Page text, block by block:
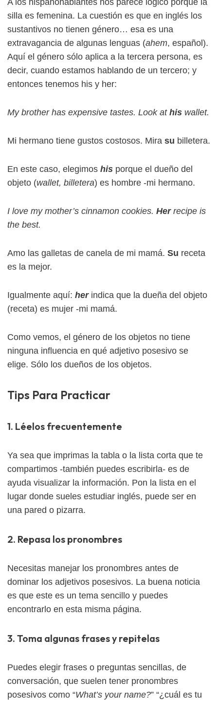
A los hispanohablantes nos parece lógico porque la
silla es femenina. La cuestión es que en inglés los
sustantivos no tienen género… esa es una
extravagancia de algunas lenguas (ahem, español).
Aquí el género sólo aplica a la tercera persona, es
decir, cuando estamos hablando de un tercero; y
entonces tenemos his y her:
My brother has expensive tastes. Look at his wallet.
Mi hermano tiene gustos costosos. Mira su billetera.
En este caso, elegimos his porque el dueño del
objeto (wallet, billetera) es hombre -mi hermano.
I love my mother’s cinnamon cookies. Her recipe is
the best.
Amo las galletas de canela de mi mamá. Su receta
es la mejor.
Igualmente aquí: herindica que la dueña del objeto
(receta) es mujer -mi mamá.
Como vemos, el género de los objetos no tiene
ninguna influencia en qué adjetivo posesivo se
elige. Sólo los dueños de los objetos.
Tips Para Practicar
1. Léelos frecuentemente
Ya sea que imprimas la tabla o la lista corta que te
compartimos -también puedes escribirla- es de
ayuda visualizar la información. Pon la lista en el
lugar donde sueles estudiar inglés, puede ser en
una pared o pizarra.
2. Repasa los pronombres
Necesitas manejar los pronombres antes de
dominar los adjetivos posesivos. La buena noticia
es que este es un tema sencillo y puedes
encontrarlo en esta misma página.
3. Toma algunas frases y repitelas
Puedes elegir frases o preguntas sencillas, de
conversación, que suelen tener pronombres
posesivos como “What’s your name?” “¿cuál es tu